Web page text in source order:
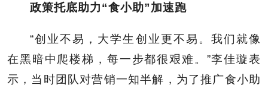
政策托底助力“食小助”加速跑
“创业不易，大学生创业更不易。我们就像
在黑暗中爬楼梯，每一步都很艰难。”李佳璇表
示，当时团队对营销一知半解，为了推广食小助